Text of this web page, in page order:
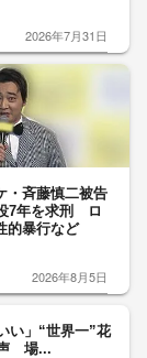
2026年7月31日
・斉藤慎二被告
7年を求刑 ロ
的暴行など
2026年8月5日
い」“世界一”花
声 場...